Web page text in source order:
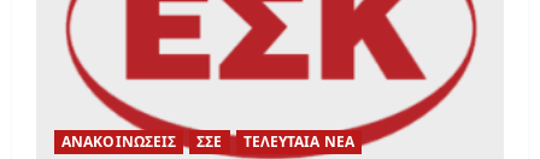
ΑΝΑΚΟΙΝΩΣΕΙΣ ΣΣΕ ΤΕΛΕΥΤΑΙΑ ΝΕΑ